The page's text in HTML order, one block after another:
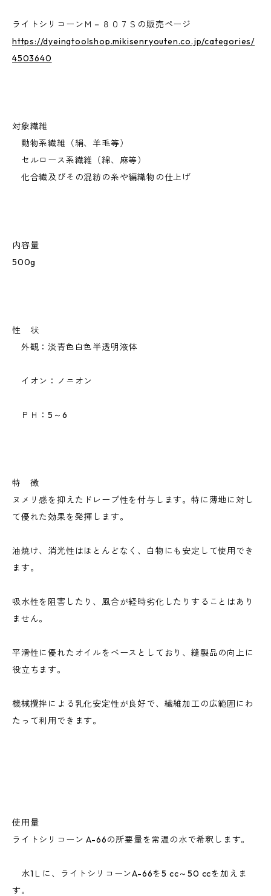
ライトシリコーンＭ－８０７Ｓの販売ページ
https://dyeingtoolshop.mikisenryouten.co.jp/categories/
4503640
対象繊維
動物系繊維（絹、羊毛等）
セルロース系繊維（綿、麻等）
化合繊及びその混紡の糸や編織物の仕上げ
内容量
500g
性 状
外観：淡青色白色半透明液体
イオン：ノニオン
ＰＨ：5～6
特 徴
ヌメリ感を抑えたドレープ性を付与します。特に薄地に対し
て優れた効果を発揮します。
油焼け、消光性はほとんどなく、白物にも安定して使用でき
ます。
吸水性を阻害したり、風合が経時劣化したりすることはあり
ません。
平滑性に優れたオイルをベースとしており、縫製品の向上に
役立ちます。
機械攪拌による乳化安定性が良好で、繊維加工の広範囲にわ
たって利用できます。
使用量
ライトシリコーン A-66の所要量を常温の水で希釈します。
水1Ｌに、ライトシリコーンA-66を5 cc～50 ccを加えま
す。